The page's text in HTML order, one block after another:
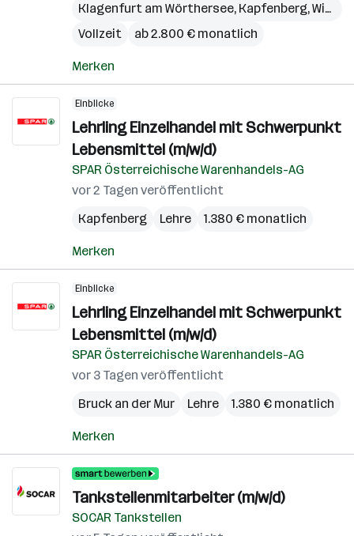
Klagenfurt am Wörthersee, Kapfenberg,Wien
Vollzeit
ab 2.800 € monatlich
Merken
Einblicke
Lehrling Einzelhandel mit Schwerpunkt
Lebensmittel (m/w/d)
SPAR Österreichische Warenhandels-AG
vor 2 Tagen veröffentlicht
Kapfenberg
Lehre 1.380 € monatlich
Merken
Einblicke
Lehrling Einzelhandel mit Schwerpunkt
Lebensmittel (m/w/d)
SPAR Österreichische Warenhandels-AG
vor 3 Tagen veröffentlicht
Bruck an der Mur
Lehre 1.380 € monatlich
Merken
Tankstellenmitarbeiter (m/w/d)
SOCAR Tankstellen